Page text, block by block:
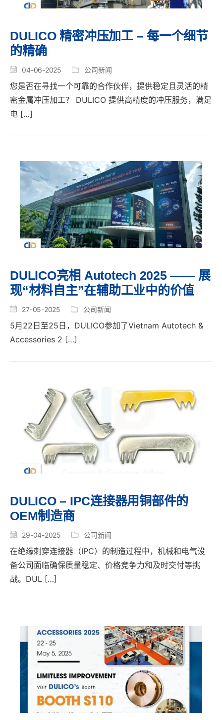
DULICO 精密冲压加工 – 每一个细节
的精确
04-06-2025 公司新闻
您是否在寻找一个可靠的合作伙伴，提供稳定且灵活的精
密金属冲压加工？ DULICO 提供高精度的冲压服务，满足
电 […]
DULICO亮相 Autotech 2025 —— 展
现“材料自主”在辅助工业中的价值
27-05-2025 公司新闻
5月22日至25日，DULICO参加了Vietnam Autotech &
Accessories 2 […]
DULICO – IPC连接器用铜部件的
OEM制造商
29-04-2025 公司新闻
在绝缘刺穿连接器（IPC）的制造过程中，机械和电气设
备公司面临确保质量稳定、价格竞争力和及时交付等挑
战。DUL […]